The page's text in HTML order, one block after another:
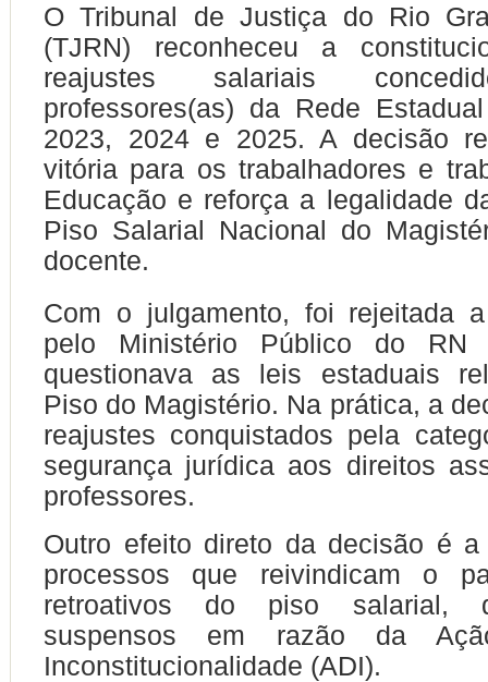
O Tribunal de Justiça do Rio
(TJRN) reconheceu a
reajustes salariais
professores(as) da Rede
2023, 2024 e 2025. A decisão
vitória para os trabalhadores e
Educação e reforça a legalidade
Piso Salarial Nacional do
docente.
Com o julgamento, foi rejeitada
pelo Ministério Público do RN
questionava as leis estaduais
Piso do Magistério. Na prática, a
reajustes conquistados pela
segurança jurídica aos direitos
professores.
Outro efeito direto da decisão é a
processos que reivindicam o
retroativos do piso salarial,
suspensos em razão da
Inconstitucionalidade (ADI).